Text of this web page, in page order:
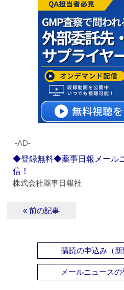
‐AD‐
◆登録無料◆薬事日報メール
信！
株式会社薬事日報社
« 前の記事
購読の申込み（新
メールニュースの